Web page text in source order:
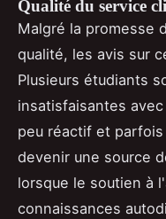
Qualité du service
Malgré la promesse
qualité, les avis sur
Plusieurs étudiants
insatisfaisantes avec
peu réactif et
devenir une source
lorsque le soutien à
connaissances